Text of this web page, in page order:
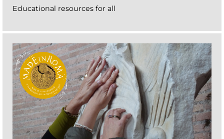
Educational resources for all